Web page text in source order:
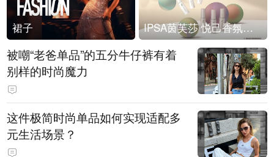
裙子 IPSA茵芙莎 悦己香氛凝露上市
被嘲“老爸单品”的五分牛仔裤有着
别样的时尚魔力
这件极简时尚单品如何实现适配多
元生活场景？